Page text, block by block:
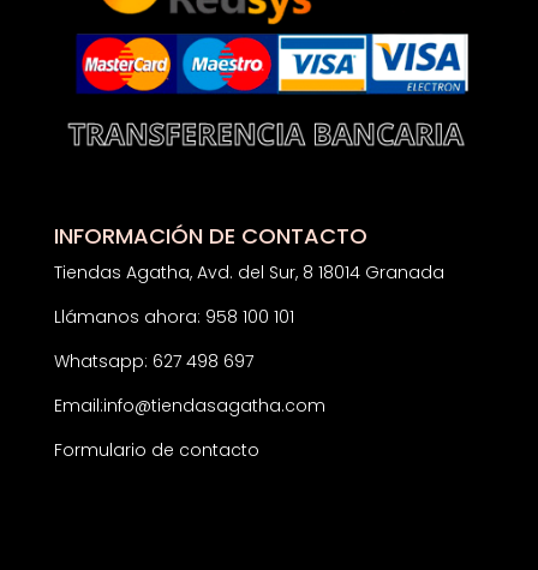
INFORMACIÓN DE CONTACTO
Tiendas Agatha, Avd. del Sur, 8 18014 Granada
Llámanos ahora: 958 100 101
Whatsapp: 627 498 697
Email:info@tiendasagatha.com
Formulario de contacto